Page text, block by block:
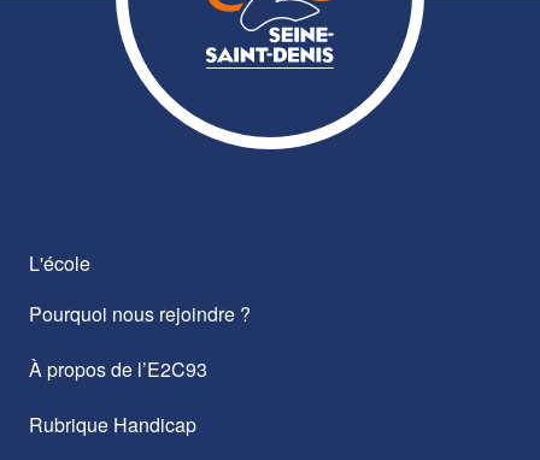
L'école
Pourquoi nous rejoindre ?
À propos de l’E2C93
Rubrique Handicap